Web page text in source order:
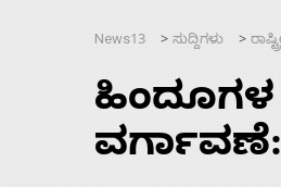
News13 > ಸುದ್ದಿಗಳು >